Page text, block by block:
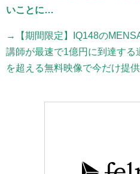
いことに…
→【期間限定】IQ148の
講師が最速で1億円に到達する
を超える無料映像で今だけ提